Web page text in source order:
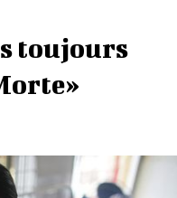
toujours